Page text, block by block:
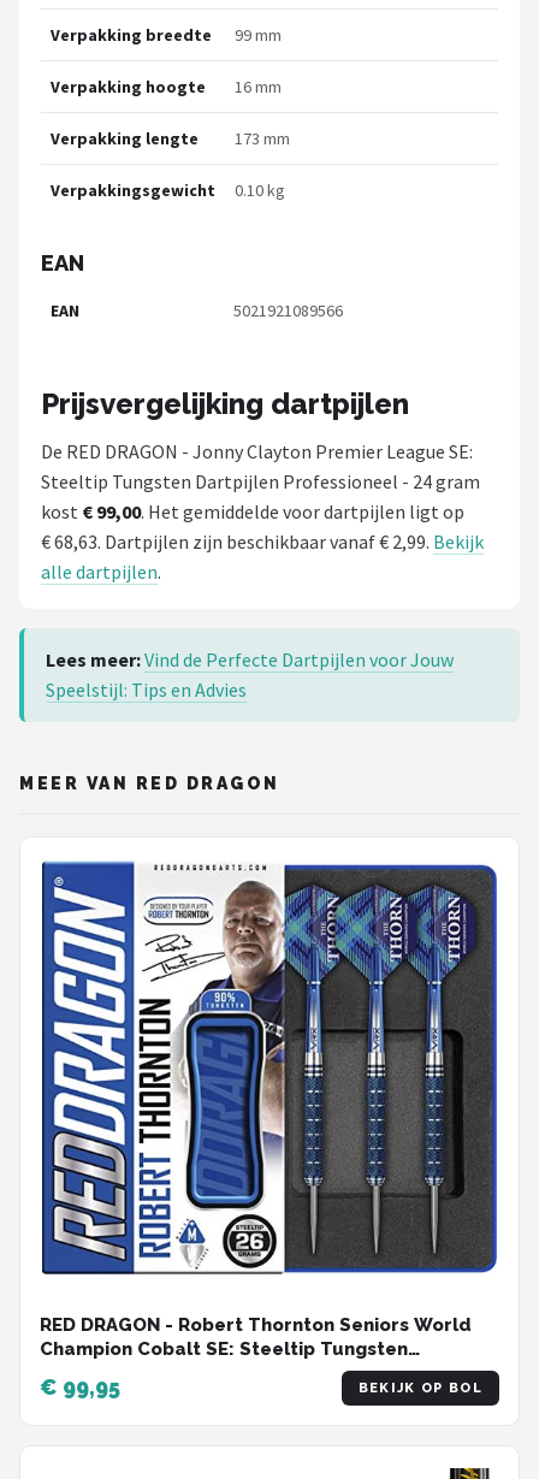
Verpakking breedte 99 mm
Verpakking hoogte 16 mm
Verpakking lengte 173 mm
Verpakkingsgewicht 0.10 kg
EAN
EAN 5021921089566
Prijsvergelijking dartpijlen
De RED DRAGON - Jonny Clayton Premier League SE:
Steeltip Tungsten Dartpijlen Professioneel - 24 gram
kost € 99,00. Het gemiddelde voor dartpijlen ligt op
€ 68,63. Dartpijlen zijn beschikbaar vanaf € 2,99. Bekijk
alle dartpijlen.
Lees meer:Vind de Perfecte Dartpijlen voor Jouw
Speelstijl: Tips en Advies
MEER VAN RED DRAGON
RED DRAGON - Robert Thornton Seniors World
Champion Cobalt SE: Steeltip Tungsten
Dartpijlen Professioneel - 26 gram
€ 99,95 BEKIJK OP BOL